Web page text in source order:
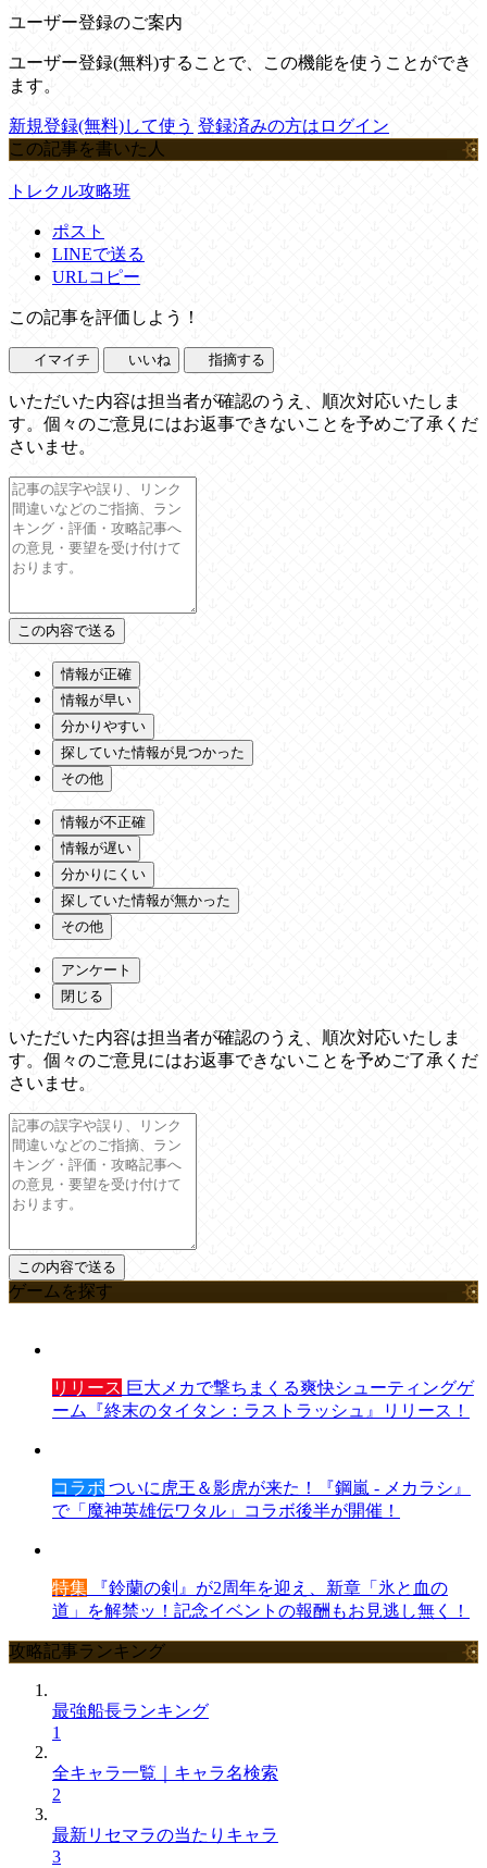
ユーザー登録のご案内
ユーザー登録(無料)することで、この機能を使うことができ
ます。
新規登録(無料)して使う 登録済みの方はログイン
この記事を書いた人
トレクル攻略班
ポスト
LINEで送る
URLコピー
この記事を評価しよう！
イマイチ いいね 指摘する
いただいた内容は担当者が確認のうえ、順次対応いたしま
す。個々のご意見にはお返事できないことを予めご了承くだ
さいませ。
情報が正確
情報が早い
分かりやすい
探していた情報が見つかった
その他
情報が不正確
情報が遅い
分かりにくい
探していた情報が無かった
その他
アンケート
閉じる
いただいた内容は担当者が確認のうえ、順次対応いたしま
す。個々のご意見にはお返事できないことを予めご了承くだ
さいませ。
ゲームを探す
リリース 巨大メカで撃ちまくる爽快シューティングゲ
ーム『終末のタイタン：ラストラッシュ』リリース！
コラボ ついに虎王＆影虎が来た！『鋼嵐 - メカラシ』
で「魔神英雄伝ワタル」コラボ後半が開催！
特集 『鈴蘭の剣』が2周年を迎え、新章「氷と血の
道」を解禁ッ！記念イベントの報酬もお見逃し無く！
攻略記事ランキング
最強船長ランキング
1
全キャラ一覧｜キャラ名検索
2
最新リセマラの当たりキャラ
3